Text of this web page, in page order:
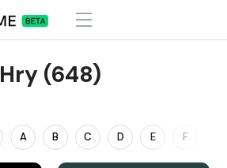
Hry (648)
A B C D E F